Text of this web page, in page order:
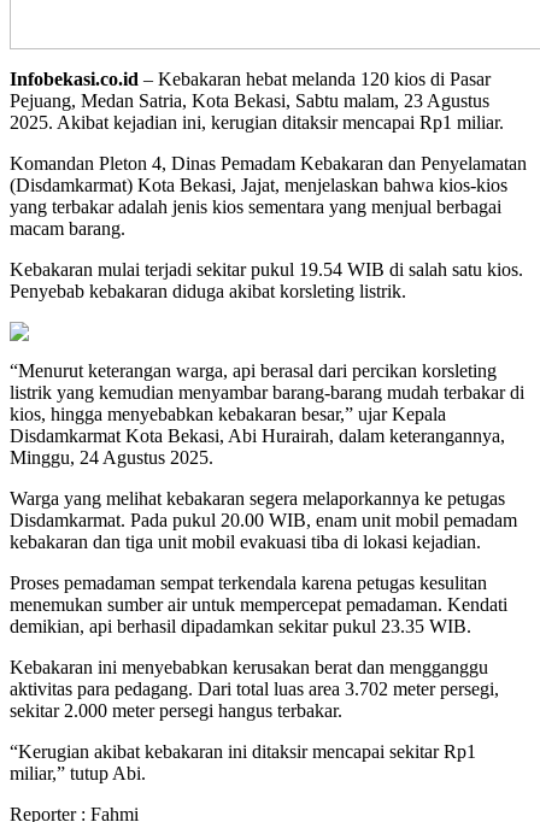
Infobekasi.co.id – Kebakaran hebat melanda 120 kios di Pasar
Pejuang, Medan Satria, Kota Bekasi, Sabtu malam, 23 Agustus
2025. Akibat kejadian ini, kerugian ditaksir mencapai Rp1 miliar.
Komandan Pleton 4, Dinas Pemadam Kebakaran dan Penyelamatan
(Disdamkarmat) Kota Bekasi, Jajat, menjelaskan bahwa kios-kios
yang terbakar adalah jenis kios sementara yang menjual berbagai
macam barang.
Kebakaran mulai terjadi sekitar pukul 19.54 WIB di salah satu kios.
Penyebab kebakaran diduga akibat korsleting listrik.
“Menurut keterangan warga, api berasal dari percikan korsleting
listrik yang kemudian menyambar barang-barang mudah terbakar di
kios, hingga menyebabkan kebakaran besar,” ujar Kepala
Disdamkarmat Kota Bekasi, Abi Hurairah, dalam keterangannya,
Minggu, 24 Agustus 2025.
Warga yang melihat kebakaran segera melaporkannya ke petugas
Disdamkarmat. Pada pukul 20.00 WIB, enam unit mobil pemadam
kebakaran dan tiga unit mobil evakuasi tiba di lokasi kejadian.
Proses pemadaman sempat terkendala karena petugas kesulitan
menemukan sumber air untuk mempercepat pemadaman. Kendati
demikian, api berhasil dipadamkan sekitar pukul 23.35 WIB.
Kebakaran ini menyebabkan kerusakan berat dan mengganggu
aktivitas para pedagang. Dari total luas area 3.702 meter persegi,
sekitar 2.000 meter persegi hangus terbakar.
“Kerugian akibat kebakaran ini ditaksir mencapai sekitar Rp1
miliar,” tutup Abi.
Reporter : Fahmi